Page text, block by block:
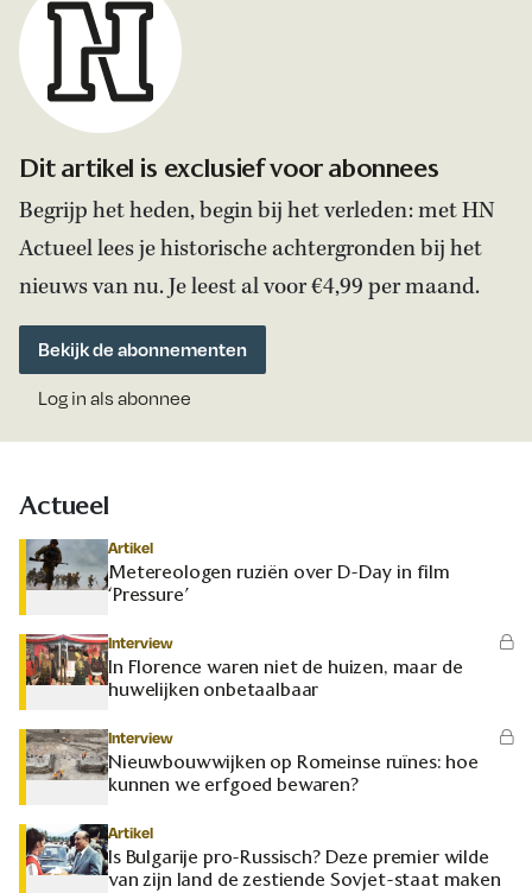
Dit artikel is exclusief voor abonnees
Begrijp het heden, begin bij het verleden: met HN
Actueel lees je historische achtergronden bij het
nieuws van nu. Je leest al voor €4,99 per maand.
Bekijk de abonnementen
Log in als abonnee
Actueel
Artikel
Metereologen ruziën over D-Day in film
‘Pressure’
Interview
In Florence waren niet de huizen, maar de
huwelijken onbetaalbaar
Interview
Nieuwbouwwijken op Romeinse ruïnes: hoe
kunnen we erfgoed bewaren?
Artikel
Is Bulgarije pro-Russisch? Deze premier wilde
van zijn land de zestiende Sovjet-staat maken